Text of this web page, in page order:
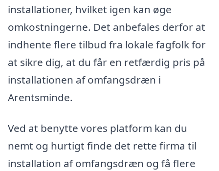
installationer, hvilket igen kan øge
omkostningerne. Det anbefales derfor at
indhente flere tilbud fra lokale fagfolk for
at sikre dig, at du får en retfærdig pris på
installationen af omfangsdræn i
Arentsminde.
Ved at benytte vores platform kan du
nemt og hurtigt finde det rette firma til
installation af omfangsdræn og få flere